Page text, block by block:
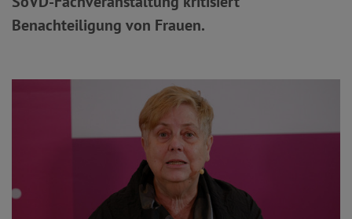
Benachteiligung von Frauen.